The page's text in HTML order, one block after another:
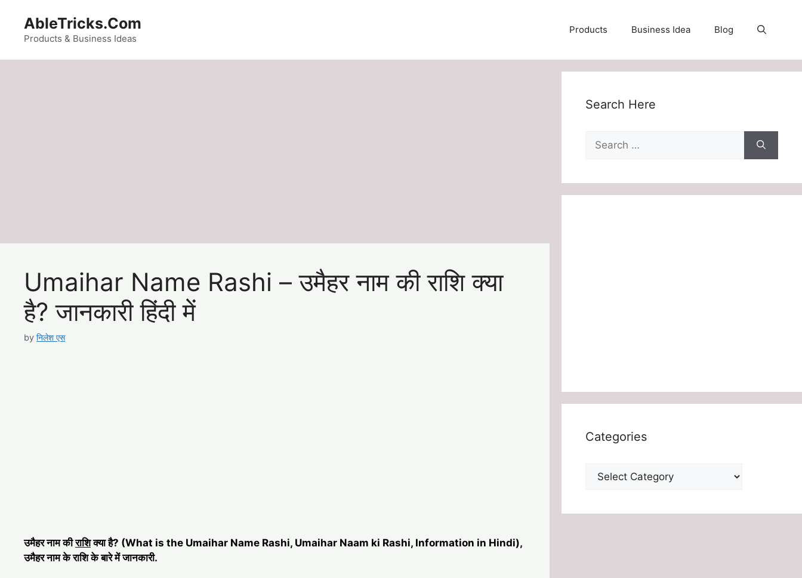
content
AbleTricks.Com
Products & Business Ideas
Products Business Idea Blog
Umaihar Name Rashi – उमैहर नाम की राशि क्या
है? जानकारी हिंदी में
by निलेश एस
उमैहर नाम कीराशिक्या है? (What is the Umaihar Name Rashi, Umaihar Naam ki Rashi, Information in Hindi),
उमैहर नाम के राशि के बारे में जानकारी.
Search Here
Search
for:
Categories
Categories